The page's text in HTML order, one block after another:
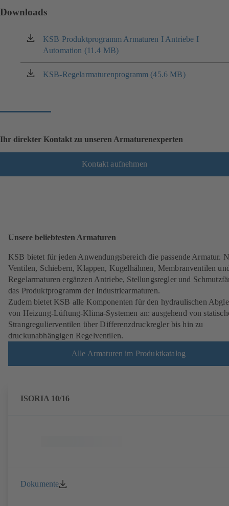
Downloads
KSB Produktprogramm Armaturen I Antriebe I
Automation (11.4 MB)
(öffnet
in
einem
neuen
KSB-Regelarmaturen­programm (45.6 MB)
(öffnet
Ihr direkter Kontakt zu unseren Armaturenexperten
Kontakt aufnehmen
Unsere beliebtesten Armaturen
KSB bietet für jeden Anwendungsbereich die passende Armatur.
Ventilen, Schiebern, Klappen, Kugelhähnen, Membranventilen
Regelarmaturen ergänzen Antriebe, Stellungsregler und
das Produktprogramm der Industriearmaturen.
Zudem bietet KSB alle Komponenten für den hydraulischen
von Heizung-Lüftung-Klima-Systemen an: ausgehend von
Strangregulierventilen über Differenzdruckregler bis hin zu
druckunabhängigen Regelventilen.
Alle Armaturen im Produktkatalog
ISORIA 10/16
Dokumente